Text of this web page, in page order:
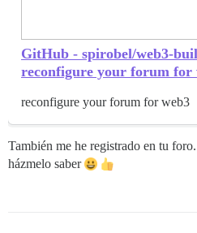
GitHub - spirobel/web3-
reconfigure your forum for
reconfigure your forum for web3
También me he registrado en tu
házmelo saber